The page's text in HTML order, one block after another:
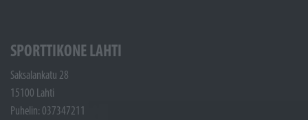
SPORTTIKONE LAHTI
Saksalankatu 28
15100 Lahti
Puhelin: 037347211